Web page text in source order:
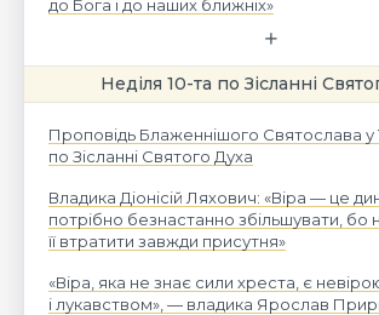
Неділя 10-та по Зісланні
Проповідь Блаженнішого Святослава у
по Зісланні Святого Духа
Владика Діонісій Ляхович: «Віра — це
потрібно безнастанно збільшувати, бо
її втратити завжди присутня»
«Віра, яка не знає сили хреста, є
і лукавством», — владика Ярослав